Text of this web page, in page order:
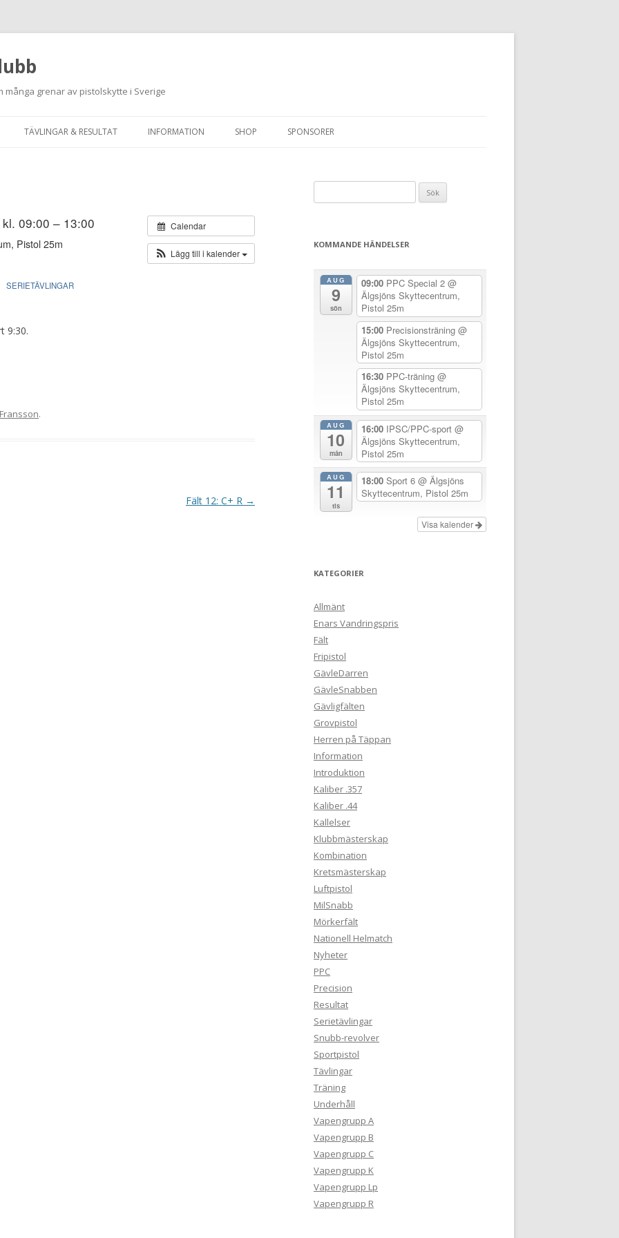
många grenar av pistolskytte i Sverige
till
TÄVLINGAR & RESULTAT INFORMATION
RUTINER FÖR SKJUTLEDARE
FÄLTSKYTTE
SHOP SPONSORER
Calendar
Lägg till i kalender
09:00 – 13:00
Pistol 25m
SERIETÄVLINGAR
9:30.
Fransson.
Fält 12: C+ R →
efter:
KOMMANDE HÄNDELSER
AUG
9
sön
09:00 PPC Special 2 @
Älgsjöns Skyttecentrum,
Pistol 25m
15:00 Precisionsträning @
Älgsjöns Skyttecentrum,
Pistol 25m
16:30 PPC-träning @
Älgsjöns Skyttecentrum,
Pistol 25m
AUG
10
mån
16:00 IPSC/PPC-sport @
Älgsjöns Skyttecentrum,
Pistol 25m
AUG
11
tis
18:00 Sport 6 @ Älgsjöns
Skyttecentrum, Pistol 25m
Visa kalender
KATEGORIER
Allmänt
Enars Vandringspris
Fält
Fripistol
GävleDarren
GävleSnabben
Gävligfälten
Grovpistol
Herren på Täppan
Information
Introduktion
Kaliber .357
Kaliber .44
Kallelser
Klubbmästerskap
Kombination
Kretsmästerskap
Luftpistol
MilSnabb
Mörkerfält
Nationell Helmatch
Nyheter
PPC
Precision
Resultat
Serietävlingar
Snubb-revolver
Sportpistol
Tävlingar
Träning
Underhåll
Vapengrupp A
Vapengrupp B
Vapengrupp C
Vapengrupp K
Vapengrupp Lp
Vapengrupp R